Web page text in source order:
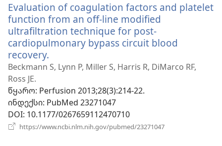
Evaluation of coagulation factors and platelet
function from an off-line modified
ultrafiltration technique for post-
cardiopulmonary bypass circuit blood
recovery.
ახალი
Beckmann S, Lynn P, Miller S, Harris R, DiMarco RF,
Ross JE.
წყარო‎: Perfusion 2013;28(3):214-22.
ინდექსი‎: PubMed 23271047
DOI‎: 10.1177/0267659112470710
https://www.ncbi.nlm.nih.gov/pubmed/23271047